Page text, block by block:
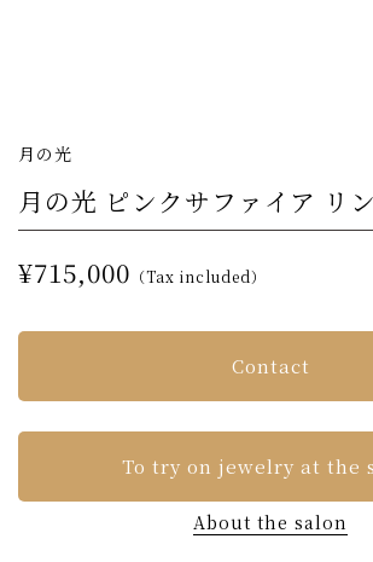
月の光
月の光 ピンクサファイア リ
¥715,000 （Tax included）
Contact
To try on jewelry at the
About the salon